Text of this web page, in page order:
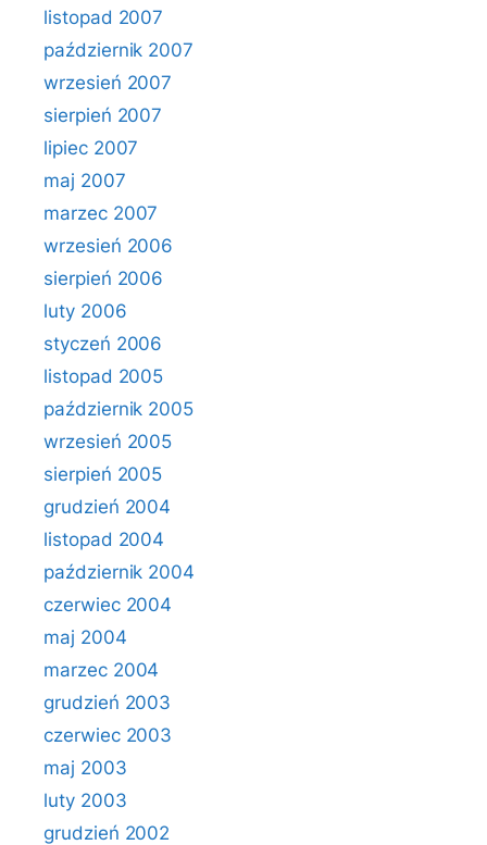
listopad 2007
październik 2007
wrzesień 2007
sierpień 2007
lipiec 2007
maj 2007
marzec 2007
wrzesień 2006
sierpień 2006
luty 2006
styczeń 2006
listopad 2005
październik 2005
wrzesień 2005
sierpień 2005
grudzień 2004
listopad 2004
październik 2004
czerwiec 2004
maj 2004
marzec 2004
grudzień 2003
czerwiec 2003
maj 2003
luty 2003
grudzień 2002